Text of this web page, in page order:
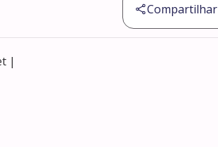
Compartilhar
|